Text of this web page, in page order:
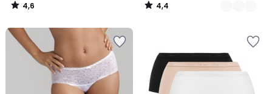
4,6
/
4,4
/